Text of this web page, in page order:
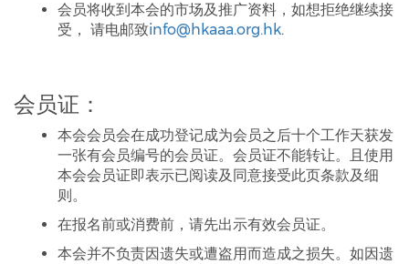
会员将收到本会的市场及推广资料，如想拒绝继续接
受， 请电邮致info@hkaaa.org.hk.
会员证：
本会会员会在成功登记成为会员之后十个工作天获发
一张有会员编号的会员证。会员证不能转让。且使用
本会会员证即表示已阅读及同意接受此页条款及细
则。
在报名前或消费前，请先出示有效会员证。
本会并不负责因遗失或遭盗用而造成之损失。如因遗